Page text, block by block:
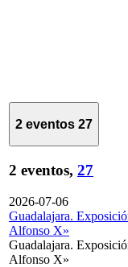
2 eventos 27
2 eventos, 27
2026-07-06
Guadalajara.
Alfonso X»
Guadalajara.
Alfonso X»